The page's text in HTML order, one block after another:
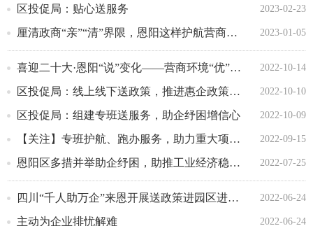
区投促局：贴心送服务 2023-02-23
厘清政商“亲”“清”界限，恩阳这样护航营商环境 2023-01-05
喜迎二十大·恩阳“说”变化——营商环境“优”无止境 2022-10-14
区投促局：线上线下送政策，推进惠企政策落实 2022-10-10
区投促局：组建专班送服务，助企纾困增信心 2022-10-09
【关注】专班护航、跑办服务，助力重大项目“加速跑” 2022-09-15
恩阳区多措并举助企纾困，助推工业经济稳定增长 2022-07-25
四川“千人助万企”来恩开展送政策进园区进企业活动 2022-06-24
主动为企业排忧解难 2022-06-24